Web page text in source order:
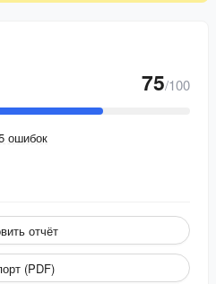
75/100
ошибок
отчёт
(PDF)